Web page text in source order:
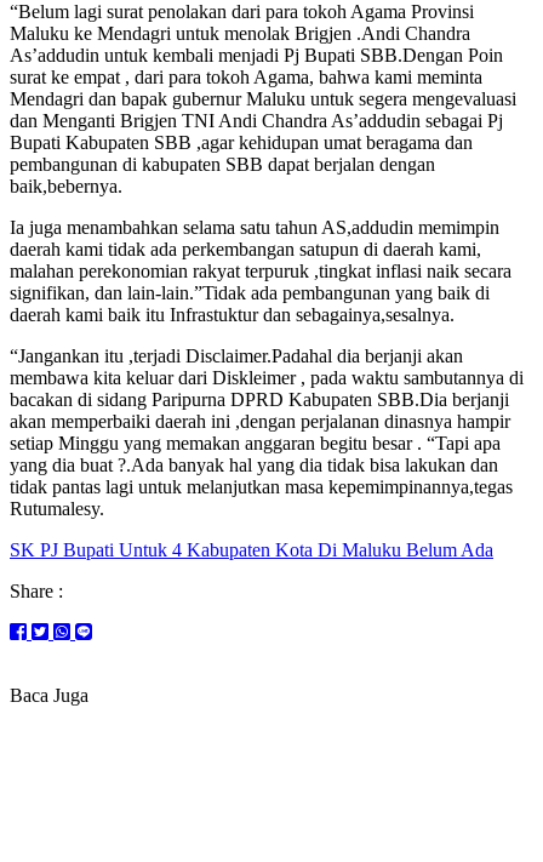
“Belum lagi surat penolakan dari para tokoh Agama Provinsi
Maluku ke Mendagri untuk menolak Brigjen .Andi Chandra
As’addudin untuk kembali menjadi Pj Bupati SBB.Dengan Poin
surat ke empat , dari para tokoh Agama, bahwa kami meminta
Mendagri dan bapak gubernur Maluku untuk segera mengevaluasi
dan Menganti Brigjen TNI Andi Chandra As’addudin sebagai Pj
Bupati Kabupaten SBB ,agar kehidupan umat beragama dan
pembangunan di kabupaten SBB dapat berjalan dengan
baik,bebernya.
Ia juga menambahkan selama satu tahun AS,addudin memimpin
daerah kami tidak ada perkembangan satupun di daerah kami,
malahan perekonomian rakyat terpuruk ,tingkat inflasi naik secara
signifikan, dan lain-lain.”Tidak ada pembangunan yang baik di
daerah kami baik itu Infrastuktur dan sebagainya,sesalnya.
“Jangankan itu ,terjadi Disclaimer.Padahal dia berjanji akan
membawa kita keluar dari Diskleimer , pada waktu sambutannya di
bacakan di sidang Paripurna DPRD Kabupaten SBB.Dia berjanji
akan memperbaiki daerah ini ,dengan perjalanan dinasnya hampir
setiap Minggu yang memakan anggaran begitu besar . “Tapi apa
yang dia buat ?.Ada banyak hal yang dia tidak bisa lakukan dan
tidak pantas lagi untuk melanjutkan masa kepemimpinannya,tegas
Rutumalesy.
SK PJ Bupati Untuk 4 Kabupaten Kota Di Maluku Belum Ada
Share :
Baca Juga